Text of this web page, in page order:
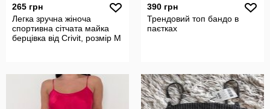
265 грн
Легка зручна жіноча
спортивна сітчата майка
берцівка від Crivit, розмір M
390 грн
Трендовий топ бандо в
паєтках